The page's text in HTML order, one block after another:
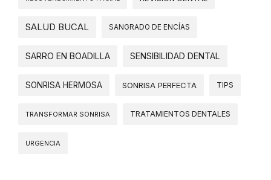
SALUD BUCAL SANGRADO DE ENCÍAS
SARRO EN BOADILLA SENSIBILIDAD DENTAL
SONRISA HERMOSA SONRISA PERFECTA TIPS
TRANSFORMAR SONRISA TRATAMIENTOS DENTALES
URGENCIA